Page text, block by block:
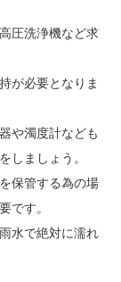
圧洗浄機など求
が必要となりま
や濁度計なども
しましょう。
保管する為の場
です。
水で絶対に濡れ